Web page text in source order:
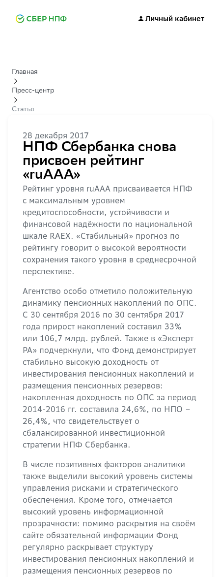
Личный кабинет
Главная
Пресс-центр
Статья
28 декабря 2017
НПФ Сбербанка снова
присвоен рейтинг
«ruAAA»
Рейтинг уровня ruAAА присваивается НПФ
с максимальным уровнем
кредитоспособности, устойчивости и
финансовой надёжности по национальной
шкале RAEX. «Стабильный» прогноз по
рейтингу говорит о высокой вероятности
сохранения такого уровня в среднесрочной
перспективе.
Агентство особо отметило положительную
динамику пенсионных накоплений по ОПС.
С 30 сентября 2016 по 30 сентября 2017
года прирост накоплений составил 33%
или 106,7 млрд. рублей. Также в «Эксперт
РА» подчеркнули, что Фонд демонстрирует
стабильно высокую доходность от
инвестирования пенсионных накоплений и
размещения пенсионных резервов:
накопленная доходность по ОПС за период
2014-2016 гг. составила 24,6%, по НПО –
26,4%, что свидетельствует о
сбалансированной инвестиционной
стратегии НПФ Сбербанка.
В числе позитивных факторов аналитики
также выделили высокий уровень системы
управления рисками и стратегического
обеспечения. Кроме того, отмечается
высокий уровень информационной
прозрачности: помимо раскрытия на своём
сайте обязательной информации Фонд
регулярно раскрывает структуру
инвестирования пенсионных накоплений и
размещения пенсионных резервов по